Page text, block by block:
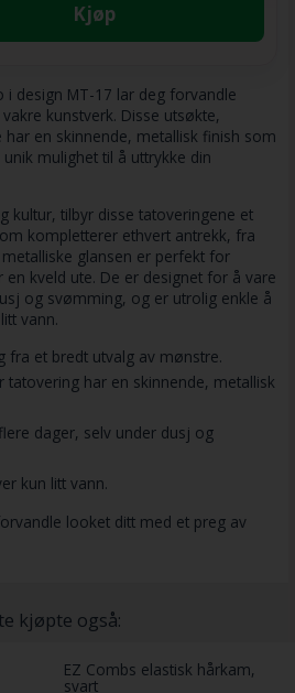
Kjøp
i design MT-17 lar deg forvandle
kunstverk. Disse utsøkte,
en skinnende, metallisk finish som
mulighet til å uttrykke din
kultur, tilbyr disse tatoveringene et
kompletterer ethvert antrekk, fra
glansen er perfekt for
kveld ute. De er designet for å vare
og svømming, og er utrolig enkle å
vann.
fra et bredt utvalg av mønstre.
tatovering har en skinnende, metallisk
dager, selv under dusj og
kun litt vann.
looket ditt med et preg av
kjøpte også:
EZ Combs elastisk hårkam,
svart